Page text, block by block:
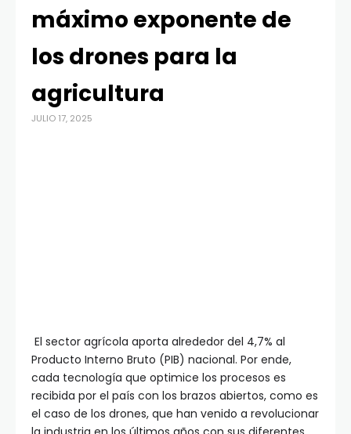
máximo exponente de
los drones para la
agricultura
JULIO 17, 2025
El sector agrícola aporta alrededor del 4,7% al
Producto Interno Bruto (PIB) nacional. Por ende,
cada tecnología que optimice los procesos es
recibida por el país con los brazos abiertos, como es
el caso de los drones, que han venido a revolucionar